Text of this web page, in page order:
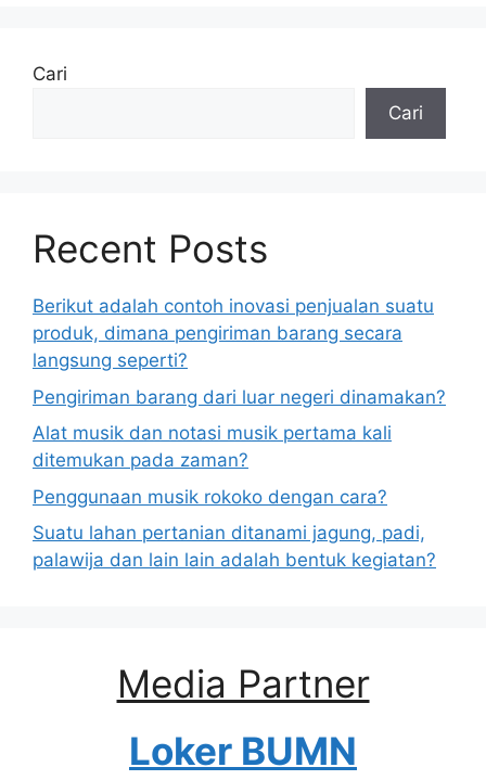
Cari
Cari
Recent Posts
Berikut adalah contoh inovasi penjualan suatu
produk, dimana pengiriman barang secara
langsung seperti?
Pengiriman barang dari luar negeri dinamakan?
Alat musik dan notasi musik pertama kali
ditemukan pada zaman?
Penggunaan musik rokoko dengan cara?
Suatu lahan pertanian ditanami jagung, padi,
palawija dan lain lain adalah bentuk kegiatan?
Media Partner
Loker BUMN